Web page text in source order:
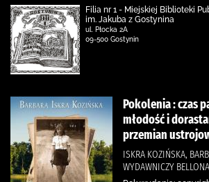
Filia nr 1 - Miejskiej Biblioteki
im. Jakuba z Gostynina
ul. Płocka 2A
09-500 Gostynin
Pokolenia : czas
młodość i
przemian
ISKRA KOZIŃSKA,
WYDAWNICZY BELLONA